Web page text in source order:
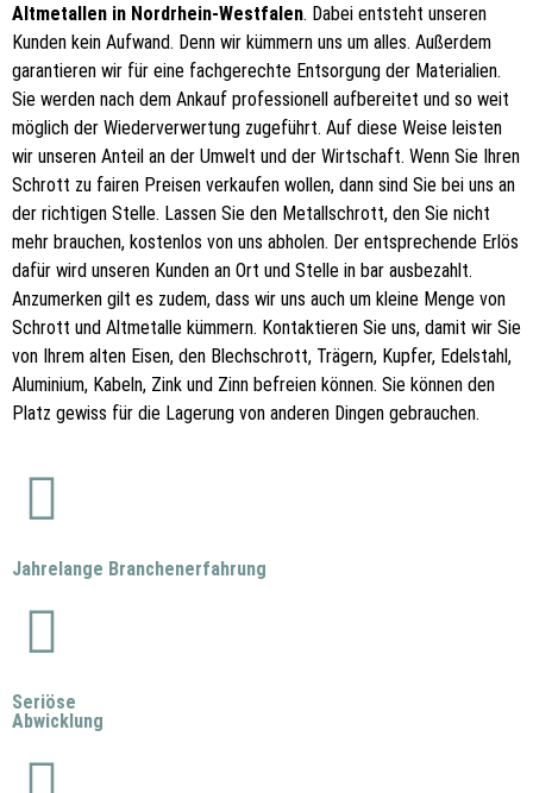
Altmetallen in Nordrhein-Westfalen. Dabei entsteht unseren
Kunden kein Aufwand. Denn wir kümmern uns um alles. Außerdem
garantieren wir für eine fachgerechte Entsorgung der Materialien.
Sie werden nach dem Ankauf professionell aufbereitet und so weit
möglich der Wiederverwertung zugeführt. Auf diese Weise leisten
wir unseren Anteil an der Umwelt und der Wirtschaft. Wenn Sie Ihren
Schrott zu fairen Preisen verkaufen wollen, dann sind Sie bei uns an
der richtigen Stelle. Lassen Sie den Metallschrott, den Sie nicht
mehr brauchen, kostenlos von uns abholen. Der entsprechende Erlös
dafür wird unseren Kunden an Ort und Stelle in bar ausbezahlt.
Anzumerken gilt es zudem, dass wir uns auch um kleine Menge von
Schrott und Altmetalle kümmern. Kontaktieren Sie uns, damit wir Sie
von Ihrem alten Eisen, den Blechschrott, Trägern, Kupfer, Edelstahl,
Aluminium, Kabeln, Zink und Zinn befreien können. Sie können den
Platz gewiss für die Lagerung von anderen Dingen gebrauchen.
Jahrelange Branchenerfahrung
Seriöse
Abwicklung